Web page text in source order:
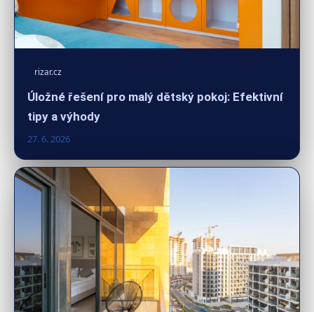
rizar.cz
Úložné řešení pro malý dětský pokoj: Efektivní
tipy a výhody
27. 6. 2026